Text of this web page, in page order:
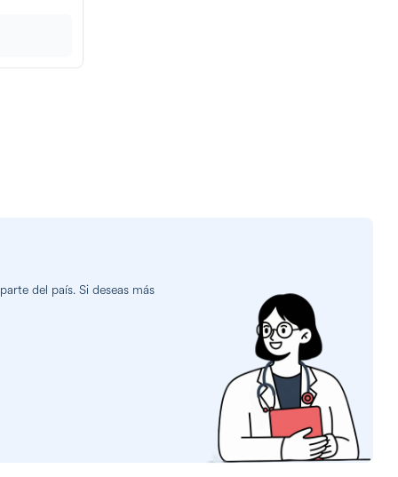
del país. Si deseas más